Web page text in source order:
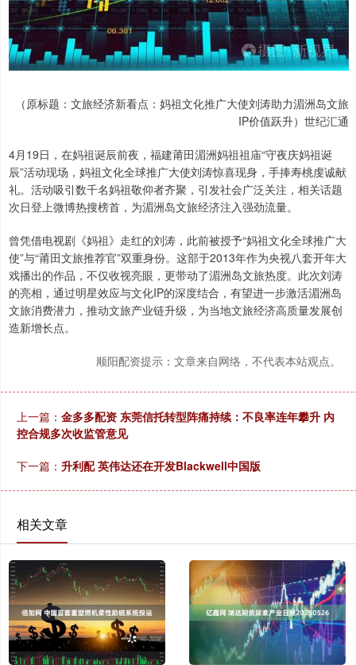
（原标题：文旅经济新看点：妈祖文化推广大使刘涛助力湄洲岛文旅
IP价值跃升）世纪汇通
4月19日，在妈祖诞辰前夜，福建莆田湄洲妈祖祖庙“守夜庆妈祖诞
辰”活动现场，妈祖文化全球推广大使刘涛惊喜现身，手捧寿桃虔诚献
礼。活动吸引数千名妈祖敬仰者齐聚，引发社会广泛关注，相关话题
次日登上微博热搜榜首，为湄洲岛文旅经济注入强劲流量。
曾凭借电视剧《妈祖》走红的刘涛，此前被授予“妈祖文化全球推广大
使”与“莆田文旅推荐官”双重身份。这部于2013年作为央视八套开年大
戏播出的作品，不仅收视亮眼，更带动了湄洲岛文旅热度。此次刘涛
的亮相，通过明星效应与文化IP的深度结合，有望进一步激活湄洲岛
文旅消费潜力，推动文旅产业链升级，为当地文旅经济高质量发展创
造新增长点。
顺阳配资提示：文章来自网络，不代表本站观点。
上一篇： 金多多配资 东莞信托转型阵痛持续：不良率连年攀升 内
控合规多次收监管意见
下一篇： 升利配 英伟达还在开发Blackwell中国版
相关文章